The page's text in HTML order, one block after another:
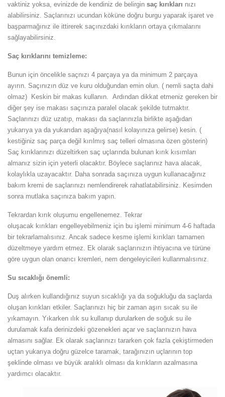
vaktiniz yoksa, evinizde de kendiniz de belirgin saç kırıkları nızı
alabilirsiniz. Saçlarınızı ucundan köküne doğru burgu yaparak işaret ve
başparmağınız ile ittirerek saçınızdaki kırıkların ortaya çıkmalarını
sağlayabilirsiniz.
Saç kırıklarını temizleme:
Bunun için öncelikle saçnızı 4 parçaya ya da minimum 2 parçaya
ayırın. Saçınızın düz ve kuru olduğundan emin olun. ( nemli saçta dahi
olmaz) Keskin bir makas kullanın. Ardından dikkat etmeniz gereken bir
diğer şey ise makası saçınıza paralel olacak şekilde tutmaktır.
Saçlarınızı düz uzatıp, makası da saçlarınızla birlikte aşağıdan
yukarıya ya da yukarıdan aşağıya(nasıl kolayınıza gelirse) kesin. (
kestiğiniz saç parça değil kırılmış saç telleri olmasına özen gösterin)
Saç kırıklarınızı düzeltirken saç uçlarında bulunan kırık kısımları
almanız sizin için yeterli olacaktır. Böylece saçlarınız hava alacak,
kolaylıkla uzayacaktır. Daha sonrada saçınıza uygun kullanacağınız
bakım kremi de saçlarınızı nemlendirerek rahatlatabilirsiniz. Kesimden
sonra mutlaka saçınıza bakım yapın.
Tekrardan kırık oluşumu engellenemez. Tekrar
oluşacak kırıkları engelleyebilmeniz için bu işlemi minimum 4-6 haftada
bir tekrarlamalısınız. Ancak sadece kesme işlemi kırıkları tamamen
düzeltmeye yardım etmez. Ek olarak saçlarınızın ihtiyacına ve türüne
göre uygun olan onarıcı kremleri, nem dengeleyicileri kullanmalısınız.
Su sıcaklığı önemli:
Duş alırken kullandığınız suyun sıcaklığı ya da soğukluğu da saçlarda
oluşan kırıkları etkiler. Saçlarınızı hiç bir zaman aşırı sıcak su ile
yıkamayın. Yıkarken ılık su kullanıp durularken de soğuk su ile
durulamak kafa derinizdeki gözenekleri açar ve saçlarınızın hava
almasını sağlar. Ek olarak saçlarınızı tararken çok fazla çekiştirmeden
uçtan yukarıya doğru güzelce taramak, tarağınızın uçlarının top
şeklinde olması ve büyük aralıklı olması da kırıkların azalmasına
yardımcı olacaktır.